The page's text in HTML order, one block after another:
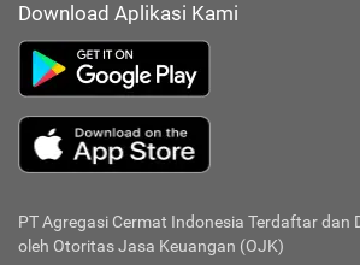
Download Aplikasi Kami
PT Agregasi Cermat Indonesia Terdaftar dan
oleh Otoritas Jasa Keuangan (OJK)